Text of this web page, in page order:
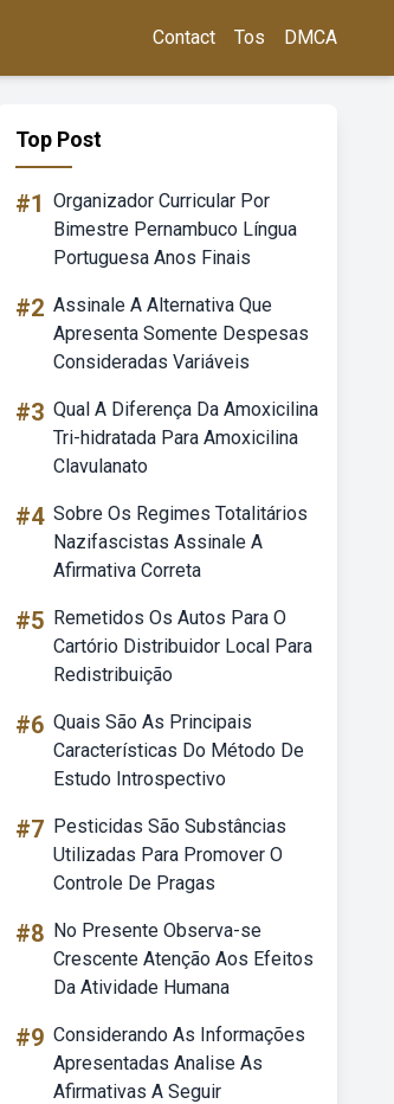
Contact Tos DMCA
Top Post
#1 Organizador Curricular Por
Bimestre Pernambuco Língua
Portuguesa Anos Finais
#2 Assinale A Alternativa Que
Apresenta Somente Despesas
Consideradas Variáveis
#3 Qual A Diferença Da Amoxicilina
Tri-hidratada Para Amoxicilina
Clavulanato
#4 Sobre Os Regimes Totalitários
Nazifascistas Assinale A
Afirmativa Correta
#5 Remetidos Os Autos Para O
Cartório Distribuidor Local Para
Redistribuição
#6 Quais São As Principais
Características Do Método De
Estudo Introspectivo
#7 Pesticidas São Substâncias
Utilizadas Para Promover O
Controle De Pragas
#8 No Presente Observa-se
Crescente Atenção Aos Efeitos
Da Atividade Humana
#9 Considerando As Informações
Apresentadas Analise As
Afirmativas A Seguir